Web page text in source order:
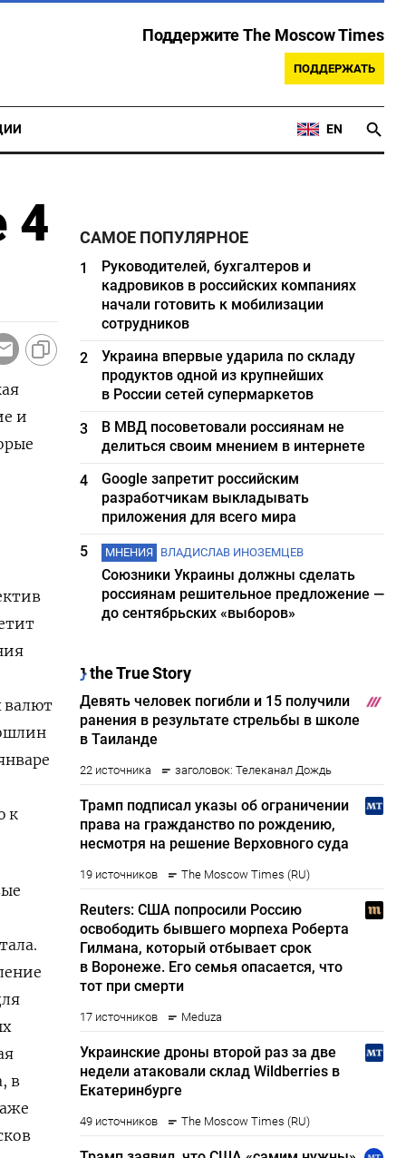
Поддержите The Moscow Times
ПОДДЕРЖАТЬ
EN
4
и
валют
​к
в
САМОЕ ПОПУЛЯРНОЕ
1
Руководителей, бухгалтеров и
кадровиков в российских компаниях
начали готовить к мобилизации
сотрудников
2
Украина впервые ударила по складу
продуктов одной из крупнейших
в России сетей супермаркетов
3
В МВД посоветовали россиянам не
делиться своим мнением в интернете
4
Google запретит российским
разработчикам выкладывать
приложения для всего мира
5
МНЕНИЯ ВЛАДИСЛАВ ИНОЗЕМЦЕВ
Союзники Украины должны сделать
россиянам решительное предложение —
до сентябрьских «выборов»